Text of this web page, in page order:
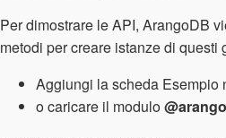
Per dimostrare le API, ArangoDB
metodi per creare istanze di questi
Aggiungi la scheda Esempio
o caricare il modulo